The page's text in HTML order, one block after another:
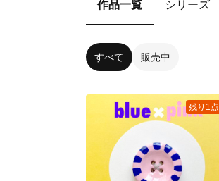
作品一覧 シリーズ
すべて 販売中
残り1点